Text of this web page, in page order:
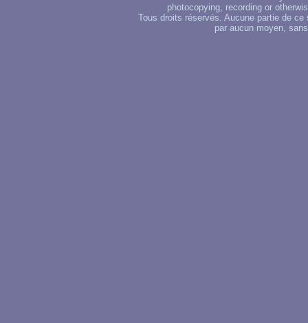
photocopying, recording or
Tous droits réservés. Aucune partie de
par aucun moyen,